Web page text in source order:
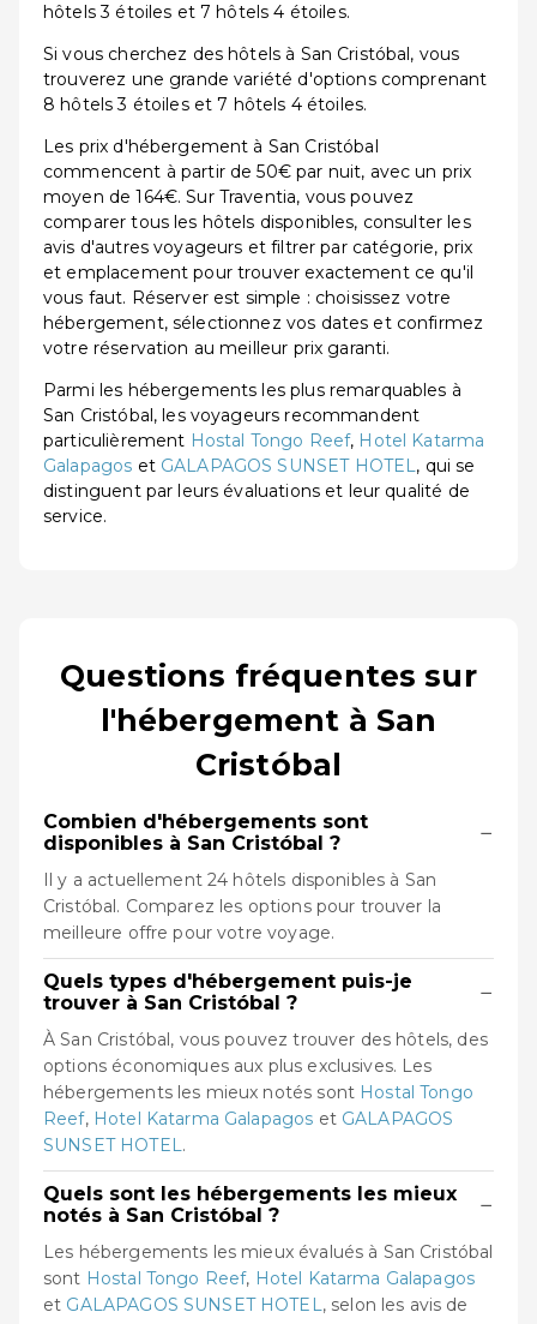
hôtels 3 étoiles et 7 hôtels 4 étoiles.
Si vous cherchez des hôtels à San Cristóbal, vous
trouverez une grande variété d'options comprenant
8 hôtels 3 étoiles et 7 hôtels 4 étoiles.
Les prix d'hébergement à San Cristóbal
commencent à partir de 50€ par nuit, avec un prix
moyen de 164€. Sur Traventia, vous pouvez
comparer tous les hôtels disponibles, consulter les
avis d'autres voyageurs et filtrer par catégorie, prix
et emplacement pour trouver exactement ce qu'il
vous faut. Réserver est simple : choisissez votre
hébergement, sélectionnez vos dates et confirmez
votre réservation au meilleur prix garanti.
Parmi les hébergements les plus remarquables à
San Cristóbal, les voyageurs recommandent
particulièrement Hostal Tongo Reef, Hotel Katarma
Galapagos et GALAPAGOS SUNSET HOTEL, qui se
distinguent par leurs évaluations et leur qualité de
service.
Questions fréquentes sur
l'hébergement à San
Cristóbal
Combien d'hébergements sont
disponibles à San Cristóbal ?
−
Il y a actuellement 24 hôtels disponibles à San
Cristóbal. Comparez les options pour trouver la
meilleure offre pour votre voyage.
Quels types d'hébergement puis-je
trouver à San Cristóbal ?
−
À San Cristóbal, vous pouvez trouver des hôtels, des
options économiques aux plus exclusives. Les
hébergements les mieux notés sont Hostal Tongo
Reef, Hotel Katarma Galapagos et GALAPAGOS
SUNSET HOTEL.
Quels sont les hébergements les mieux
notés à San Cristóbal ?
−
Les hébergements les mieux évalués à San Cristóbal
sont Hostal Tongo Reef, Hotel Katarma Galapagos
et GALAPAGOS SUNSET HOTEL, selon les avis de